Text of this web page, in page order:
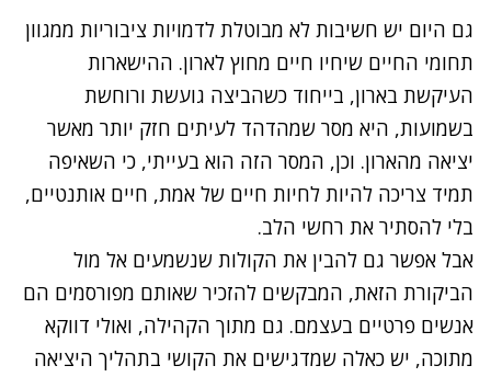
גם היום יש חשיבות לא מבוטלת לדמויות ציבוריות ממגוון
תחומי החיים שיחיו חיים מחוץ לארון. ההישארות
העיקשת בארון, בייחוד כשהביצה גועשת ורוחשת
בשמועות, היא מסר שמהדהד לעיתים חזק יותר מאשר
יציאה מהארון. וכן, המסר הזה הוא בעייתי, כי השאיפה
תמיד צריכה להיות לחיות חיים של אמת, חיים אותנטיים,
בלי להסתיר את רחשי הלב.
אבל אפשר גם להבין את הקולות שנשמעים אל מול
הביקורת הזאת, המבקשים להזכיר שאותם מפורסמים הם
אנשים פרטיים בעצמם. גם מתוך הקהילה, ואולי דווקא
מתוכה, יש כאלה שמדגישים את הקושי בתהליך היציאה